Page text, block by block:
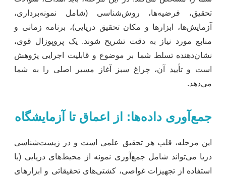
تحقیق، فرضیه‌ها، روش‌شناسی (شامل نمونه‌برداری،
آزمایش‌ها، ابزارها و مکان تحقیق دریایی)، برنامه زمانی و
منابع مورد نیاز به دقت تشریح شوند. یک پروپوزال قوی،
نشان‌دهنده تسلط شما بر موضوع و قابلیت اجرایی پژوهش
است و تأیید آن، چراغ سبز آغاز مسیر اصلی را به شما
می‌دهد.
جمع‌آوری داده‌ها: از اعماق تا آزمایشگاه
این مرحله، قلب هر تحقیق علمی است و در زیست‌شناسی
دریا می‌تواند شامل جمع‌آوری نمونه از محیط‌های دریایی (با
استفاده از تجهیزات غواصی، کشتی‌های تحقیقاتی و ابزارهای